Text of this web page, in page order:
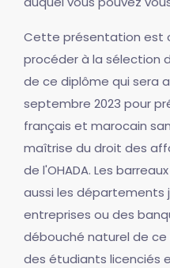
Cette présentation est
procéder à la sélection
de ce diplôme qui sera
septembre 2023 pour
français et marocain
maîtrise du droit des
de l'OHADA. Les
aussi les départements
entreprises ou des
débouché naturel de
des étudiants licenciés